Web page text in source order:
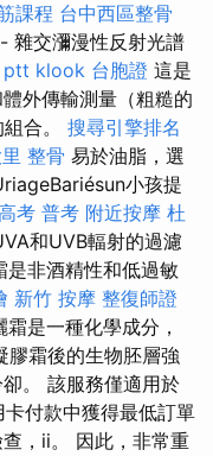
課程 台中西區整骨
- 雜交瀰漫性反射光譜
ptt klook 台胞證 這是
外傳輸測量（粗糙的
合。 搜尋引擎排名
整骨 易於油脂，選
小孩提
考 普考 附近按摩 杜
和UVB輻射的過濾
是非酒精性和低過敏
新竹 按摩 整復師證
霜是一種化學成分，
膠霜後的生物胚層強
。 該服務僅適用於
付款中獲得最低訂單
，ii。 因此，非常重